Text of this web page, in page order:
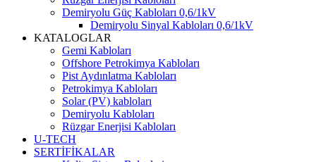
Demiryolu Güç Kabloları 0,6/1kV
Demiryolu Sinyal Kabloları 0,6/1kV
KATALOGLAR
Gemi Kabloları
Offshore Petrokimya Kabloları
Pist Aydınlatma Kabloları
Petrokimya Kabloları
Solar (PV) kabloları
Demiryolu Kabloları
Rüzgar Enerjisi Kabloları
U-TECH
SERTİFİKALAR